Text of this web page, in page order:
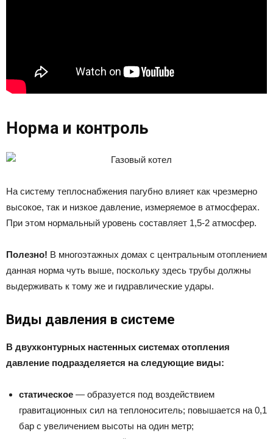
Норма и контроль
На систему теплоснабжения пагубно влияет как чрезмерно
высокое, так и низкое давление, измеряемое в атмосферах.
При этом нормальный уровень составляет 1,5-2 атмосфер.
Полезно! В многоэтажных домах с центральным отоплением
данная норма чуть выше, поскольку здесь трубы должны
выдерживать к тому же и гидравлические удары.
Виды давления в системе
В двухконтурных настенных системах отопления
давление подразделяется на следующие виды:
статическое — образуется под воздействием
гравитационных сил на теплоноситель; повышается на 0,1
бар с увеличением высоты на один метр;